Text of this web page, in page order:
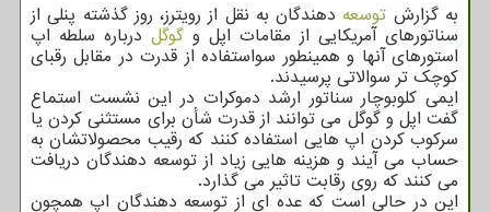
به گزارش توسعه دهندگان به نقل از رویترز، روز گذشته پنلی از
سناتورهای آمریکایی از مقامات اپل و گوگل درباره سلطه اپ
استورهای آنها و همینطور سواستفاده از قدرت در مقابل رقبای
کوچک تر سوالاتی پرسیدند.
ایمی کلوبوچار سناتور ارشد دموکرات در این نشست استماع
گفت اپل و گوگل می توانند از قدرت شأن برای مستثنی کردن یا
سرکوب کردن اپ هایی استفاده کنند که رقیب محصولاتشان به
حساب می آیند و هزینه هایی زیاد از توسعه دهندگان دریافت
می کنند که روی رقابت تاثیر می گذارد.
این در حالی است که عده ای از توسعه دهندگان اپ همچون